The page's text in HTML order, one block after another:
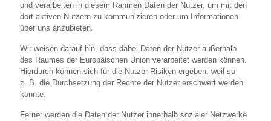
und verarbeiten in diesem Rahmen Daten der Nutzer, um mit den
dort aktiven Nutzern zu kommunizieren oder um Informationen
über uns anzubieten.
Wir weisen darauf hin, dass dabei Daten der Nutzer außerhalb
des Raumes der Europäischen Union verarbeitet werden können.
Hierdurch können sich für die Nutzer Risiken ergeben, weil so
z. B. die Durchsetzung der Rechte der Nutzer erschwert werden
könnte.
Ferner werden die Daten der Nutzer innerhalb sozialer Netzwerke